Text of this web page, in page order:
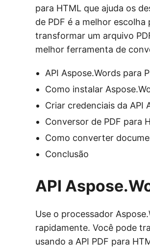
para HTML que ajuda os
de PDF é a melhor
transformar um arquivo
melhor ferramenta de
API Aspose.Words para
Como instalar
Criar credenciais da API
Conversor de PDF para
Como converter
Conclusão
API
Use o processador
rapidamente. Você pode
usando a API PDF para